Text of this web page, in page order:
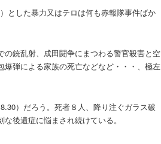
とした暴力又はテロは何も赤報隊事件ばか
銃乱射、成田闘争にまつわる警官殺害と空
弾による家族の死亡などなど・・・、極左
）だろう。死者８人、降り注ぐガラス破
後遺症に悩まされ続けている。